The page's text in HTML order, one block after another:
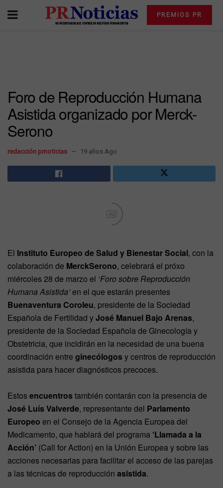
PREMIOS PR
Foro de Reproducción Humana
Asistida organizado por Merck-
Serono
redacción prnoticias 19 años Ago
Ad
El Instituto Europeo de Salud y Bienestar Social, con la
colaboración de MerckSerono, celebrará el próxo
miércoles 28 de marzo el ‘Foro sobre Reproducción
Humana Asistida’en el que estarán presentes
Buenaventura Coroleu, presidente de la Sociedad
Española de Fertilidad yJosé Manuel Bajo Arenas,
presidente de la Sociedad Española de Ginecología y
Obstetricia, que incidirán en la necesidad de una buena
coordinación entre ginecólogos y centros de reproducción
asistida para hacer diagnósticos precoces.
Estosencuentros también contarán con la presencia de
José Luís Valverde, representante del Parlamento
Europeo en el Consejo de la Agencia Europea del
Medicamento, que hablará del programa ‘Llamada a la
Acción’ (Call for Action) en la Unión Europea y sobre las
acciones necesarias para facilitar el acceso de las parejas
a las técnicas de reproducción asistida.